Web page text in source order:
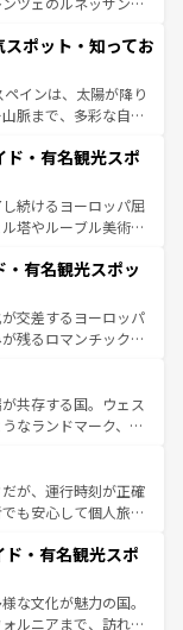
アマルフィ海岸の絶
の合間には、本場の
理を堪能することも
すべての瞬間を楽し
ツ一覧を参照してほ
ポット・知ってお
インは、太陽が降り
脈まで、多彩な自然
ラメンコ、熱気あふ
活の一部となってい
気や、バルセロナの
代ローマ遺跡や中世
るスペインはその個
・有名観光スポ
続けるヨーロッパ屈
塔やルーブル美術館
な宮殿、歴史的な大
然が、訪れる者を心
の国としても知ら
遺産にも登録されて
しみ方が可能だ。さ
ており、どの街角に
パリ以外の個性あふ
・有名観光スポッ
交差するヨーロッパ
残るロマンチック街
きることがない。ベ
アルプスの絶景、そ
風景は必見。ビール
、新着の
てほしい。
共存する国。ウェス
なランドマーク、歴
優雅なアフタヌーン
国パブ、サッカー観
豊富。イギリスを旅
が、運行時刻が正確
も安心して個人旅行
らではのユニークな
く町歩きも満喫する
物価も高いが、旅行
り、うまく活用すれ
・有名観光スポ
な文化が魅力の国。
ルニアまで、訪れる